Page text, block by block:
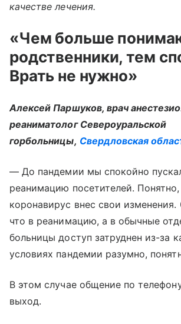
качестве лечения.
«Чем больше
родственники, тем
Врать не нужно»
Алексей Паршуков, врач
реаниматолог Североуральской
горбольницы, Свердловская
— До пандемии мы спокойно
реанимацию посетителей. Понятно,
коронавирус внес свои изменения.
что в реанимацию, а в обычные
больницы доступ затруднен из-за
условиях пандемии разумно,
В этом случае общение по
выход.